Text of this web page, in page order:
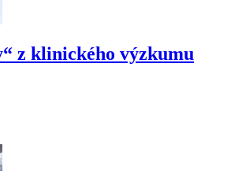
z klinického výzkumu